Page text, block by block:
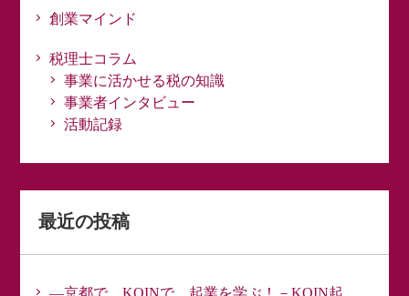
創業マインド
税理士コラム
事業に活かせる税の知識
事業者インタビュー
活動記録
最近の投稿
―京都で、KOINで、起業を学ぶ！－KOIN起